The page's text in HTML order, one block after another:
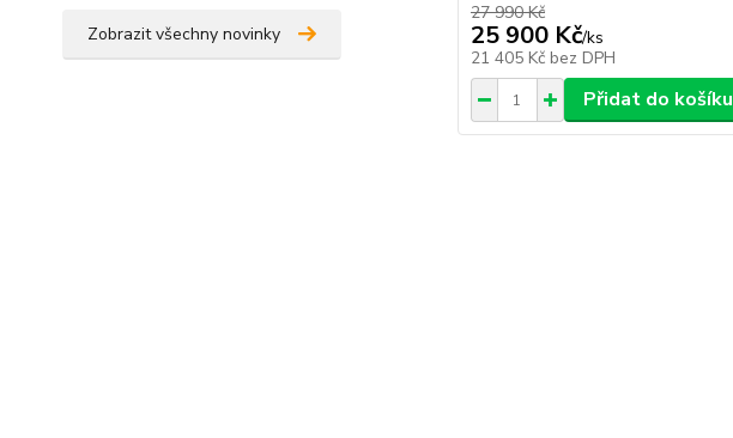
Zobrazit všechny novinky
27 990 Kč
25 900 Kč/ks
21 405 Kč bez DPH
Přidat do košíku